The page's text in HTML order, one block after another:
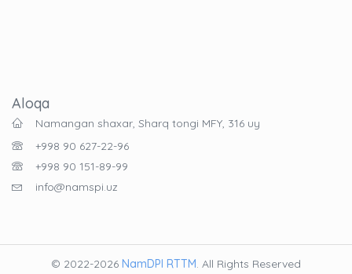
Aloqa
Namangan shaxar, Sharq tongi MFY, 316 uy
+998 90 627-22-96
+998 90 151-89-99
info@namspi.uz
© 2022-2026 NamDPI RTTM. All Rights Reserved